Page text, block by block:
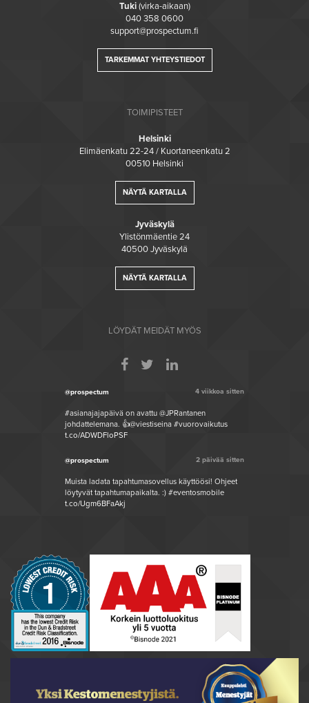
Tuki(virka-aikaan)
040 358 0600
support@prospectum.fi
TARKEMMAT YHTEYSTIEDOT
TOIMIPISTEET
Helsinki
Elimäenkatu 22-24 / Kuortaneenkatu 2
00510 Helsinki
NÄYTÄ KARTALLA
Jyväskylä
Ylistönmäentie 24
40500 Jyväskylä
NÄYTÄ KARTALLA
LÖYDÄT MEIDÄT MYÖS
@prospectum 4 viikkoa sitten
#asianajajapäivä on avattu @JPRantanen
johdattelemana. 👍@viestiseina #vuorovaikutus
t.co/ADWDFloPSF
@prospectum 2 päivää sitten
Muista ladata tapahtumasovellus käyttöösi! Ohjeet
löytyvät tapahtumapaikalta. :) #eventosmobile
t.co/Ugm6BFaAkj